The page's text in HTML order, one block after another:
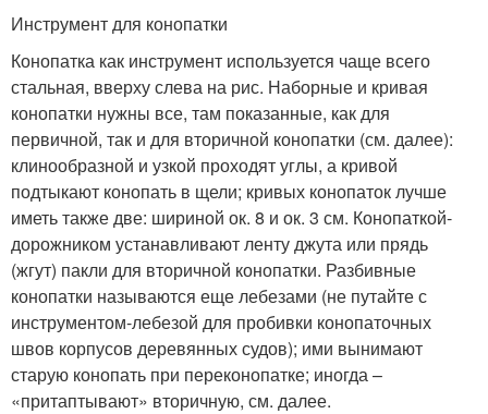
Инструмент для конопатки
Конопатка как инструмент используется чаще всего
стальная, вверху слева на рис. Наборные и кривая
конопатки нужны все, там показанные, как для
первичной, так и для вторичной конопатки (см. далее):
клинообразной и узкой проходят углы, а кривой
подтыкают конопать в щели; кривых конопаток лучше
иметь также две: шириной ок. 8 и ок. 3 см. Конопаткой-
дорожником устанавливают ленту джута или прядь
(жгут) пакли для вторичной конопатки. Разбивные
конопатки называются еще лебезами (не путайте с
инструментом-лебезой для пробивки конопаточных
швов корпусов деревянных судов); ими вынимают
старую конопать при переконопатке; иногда –
«притаптывают» вторичную, см. далее.